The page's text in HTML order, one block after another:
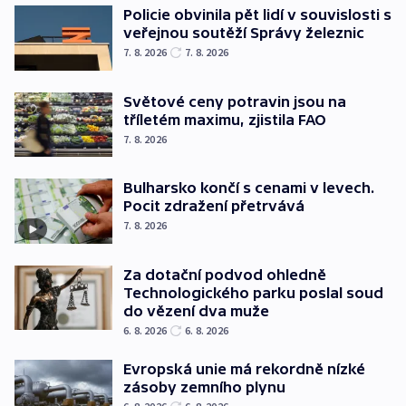
Policie obvinila pět lidí v souvislosti s
veřejnou soutěží Správy železnic
7. 8. 2026 7. 8. 2026
Světové ceny potravin jsou na
tříletém maximu, zjistila FAO
7. 8. 2026
Bulharsko končí s cenami v levech.
Pocit zdražení přetrvává
7. 8. 2026
Za dotační podvod ohledně
Technologického parku poslal soud
do vězení dva muže
6. 8. 2026 6. 8. 2026
Evropská unie má rekordně nízké
zásoby zemního plynu